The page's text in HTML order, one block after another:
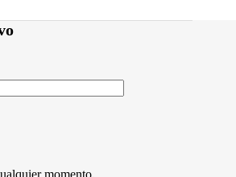
momento.